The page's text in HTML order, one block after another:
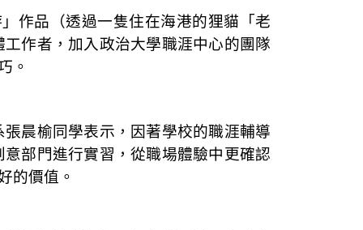
作品（透過一隻住在海港的狸貓「老
作者，加入政治大學職涯中心的團隊
。
晨榆同學表示，因著學校的職涯輔導
部門進行實習，從職場體驗中更確認
的價值。